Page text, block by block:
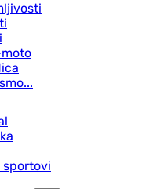
sportovi